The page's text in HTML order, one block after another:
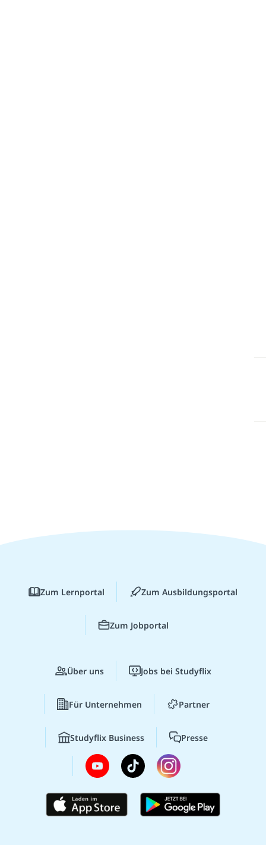
Zum Lernportal Zum Ausbildungsportal
Zum Jobportal
Über uns Jobs bei Studyflix
Für Unternehmen Partner
Studyflix Business Presse